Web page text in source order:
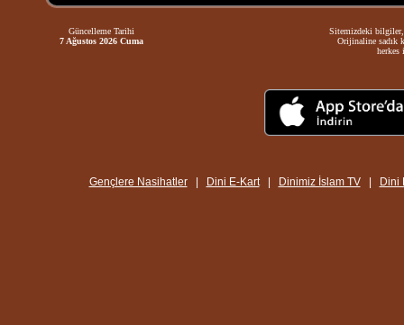
Güncelleme Tarihi
7 Ağustos 2026 Cuma
Sitemizdeki bilgiler,
Orijinaline sadık
herkes
Gençlere Nasihatler| Dini E-Kart| Dinimiz İslam TV| Dini